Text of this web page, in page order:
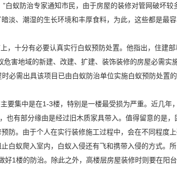
蚁防治专家通知市民，由于房屋的装修对管网破坏较
淡、潮湿的生长环境和丰厚食料，为此，这些都是最
，十分有必要认真实行白蚁预防处置。他指出，住建
害地域的新建、改建、扩建、装饰装修的房屋必需实
时必需出具该项目已由白蚁防治单位实施白蚁预防处置
要集中是在1-3楼，特别是一楼最受损为严重。近几年
也有部分缘由是经过旧木质家具带入。值得留意的是
防。由于个人在实行装修施工过程中，会在不同程度
白蚁爬入室内，白蚁入侵还有飞和携带入侵的方式。
1楼的防治。除此之外，高楼层房屋装修时则要在阳